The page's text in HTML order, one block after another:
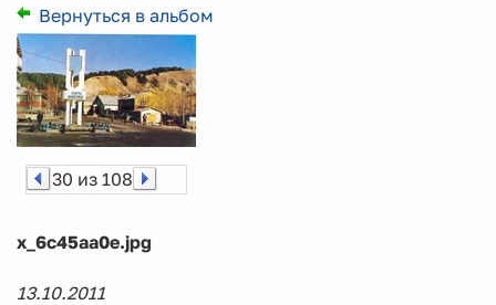
Вернуться в альбом
30 из 108
x_6c45aa0e.jpg
13.10.2011